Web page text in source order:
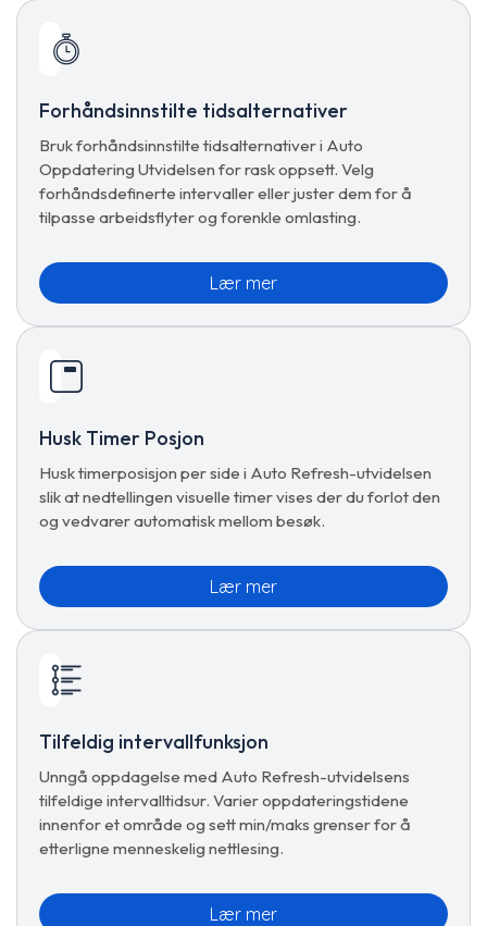
Forhåndsinnstilte tidsalternativer
Bruk forhåndsinnstilte tidsalternativer i Auto
Oppdatering Utvidelsen for rask oppsett. Velg
forhåndsdefinerte intervaller eller juster dem for å
tilpasse arbeidsflyter og forenkle omlasting.
Lær mer
Husk Timer Posjon
Husk timerposisjon per side i Auto Refresh-utvidelsen
slik at nedtellingen visuelle timer vises der du forlot den
og vedvarer automatisk mellom besøk.
Lær mer
Tilfeldig intervallfunksjon
Unngå oppdagelse med Auto Refresh-utvidelsens
tilfeldige intervalltidsur. Varier oppdateringstidene
innenfor et område og sett min/maks grenser for å
etterligne menneskelig nettlesing.
Lær mer